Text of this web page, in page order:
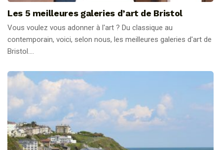
Les 5 meilleures galeries d’art de Bristol
Vous voulez vous adonner à l'art ? Du classique au
contemporain, voici, selon nous, les meilleures galeries d'art de
Bristol....